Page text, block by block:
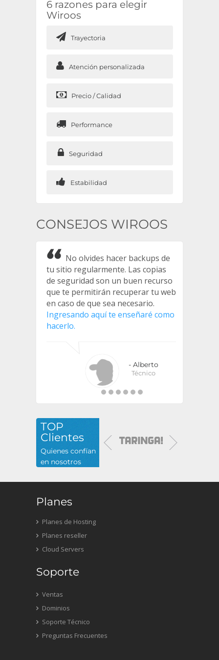
6 razones para elegir
Wiroos
Trayectoria
Atención personalizada
Precio / Calidad
Performance
Seguridad
Estabilidad
CONSEJOS WIROOS
No olvides hacer backups de
tu sitio regularmente. Las copias
de seguridad son un buen recurso
que te permitirán recuperar tu web
en caso de que sea necesario.
Ingresando aquí te enseñaré como
hacerlo.
- Alberto
Técnico
TOP
Clientes
Quienes confían
en nosotros
Planes
Planes de Hosting
Planes reseller
Cloud Servers
Soporte
Ventas
Dominios
Soporte Técnico
Preguntas Frecuentes